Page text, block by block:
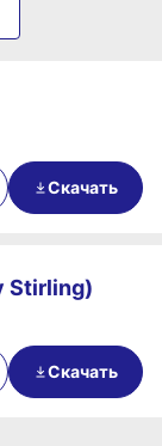
Скачать
Stirling)
Скачать